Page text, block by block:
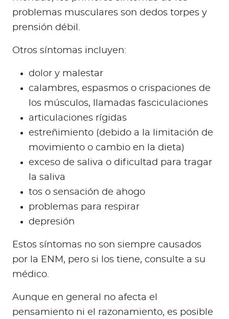
problemas musculares son dedos torpes y
prensión débil.
Otros síntomas incluyen:
dolor y malestar
calambres, espasmos o crispaciones de
los músculos, llamadas fasciculaciones
articulaciones rígidas
estreñimiento (debido a la limitación de
movimiento o cambio en la dieta)
exceso de saliva o dificultad para tragar
la saliva
tos o sensación de ahogo
problemas para respirar
depresión
Estos síntomas no son siempre causados
por la ENM, pero si los tiene, consulte a su
médico.
Aunque en general no afecta el
pensamiento ni el razonamiento, es posible